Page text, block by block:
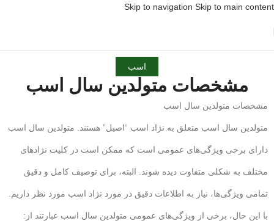
Skip to navigation Skip to main content
اسب
مشخصات متولدین سال اسب
مشخصات متولدین سال اسب
متولدین سال اسب متعلق به نژاد اسب “اصیل” هستند. متولدین سال اسب
دارای برخی ویژگی‌های عمومی است که ممکن است در کلیت نژادهای
مختلف به شکلی متفاوت دیده شوند. البته، برای توصیف کامل و دقیق
تمامی ویژگی‌ها، نیاز به اطلاعات دقیق در مورد نژاد اسب مورد نظر داریم.
با این حال، برخی از ویژگی‌های عمومی متولدین سال اسب عبارتند از: